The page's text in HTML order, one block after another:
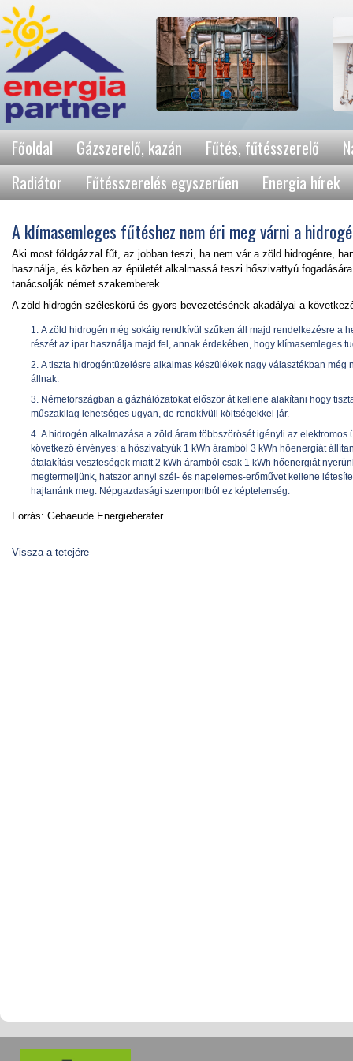
Főoldal Gázszerelő, kazán Fűtés, fűtésszerelő
Radiátor
Fűtésszerelés egyszerűen Energia hírek
A klímasemleges fűtéshez nem éri meg várni a
Aki most földgázzal fűt, az jobban teszi, ha nem vár a zöld hidrogénre,
használja, és közben az épületét alkalmassá teszi hőszivattyú
tanácsolják német szakemberek.
A zöld hidrogén széleskörű és gyors bevezetésének akadályai a
A zöld hidrogén még sokáig rendkívül szűken áll majd rendelkezésre a
részét az ipar használja majd fel, annak érdekében, hogy klímasemleges
A tiszta hidrogéntüzelésre alkalmas készülékek nagy választékban
állnak.
Németországban a gázhálózatokat először át kellene alakítani hogy
műszakilag lehetséges ugyan, de rendkívüli költségekkel jár.
A hidrogén alkalmazása a zöld áram többszörösét igényli az
következő érvényes: a hőszivattyúk 1 kWh áramból 3 kWh hőenergiát
átalakítási veszteségek miatt 2 kWh áramból csak 1 kWh hőenergiát
megtermeljünk, hatszor annyi szél- és napelemes-erőművet kellene
hajtanánk meg. Népgazdasági szempontból ez képtelenség.
Forrás: Gebaeude Energieberater
Vissza a tetejére